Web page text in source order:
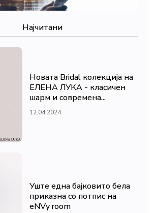
Најчитани
Новата Bridal колекција на
ЕЛЕНА ЛУКА - класичен
шарм и современа...
12.04.2024
Уште една бајковито бела
приказна со потпис на
eNVy room